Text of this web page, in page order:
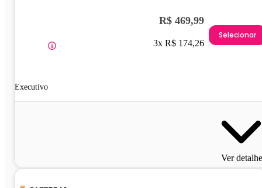
Executivo
R$ 469,99
3x R$ 174,26
Selecionar
Ver